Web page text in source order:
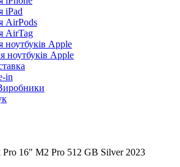
iPad
AirPods
AirTag
ноутбуків Apple
ноутбуків Apple
in
16" M2 Pro 512 GB Silver 2023